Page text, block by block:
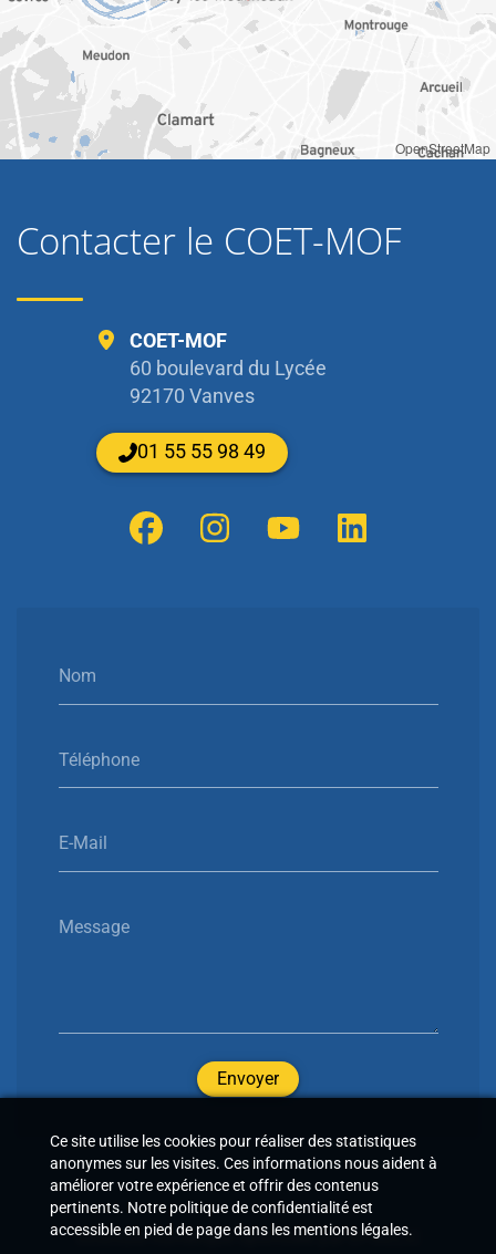
OpenStreetMap
Contacter le COET-MOF
Nom
Téléphone
E-Mail
Message
Envoyer
COET-MOF
60 boulevard du Lycée
92170 Vanves
01 55 55 98 49
Structure numérique optimisée parEPIXELIC
Ce site utilise les cookies pour réaliser des statistiques
anonymes sur les visites. Ces informations nous aident à
améliorer votre expérience et offrir des contenus
pertinents. Notre politique de confidentialité est
accessible en pied de page dans les mentions légales.